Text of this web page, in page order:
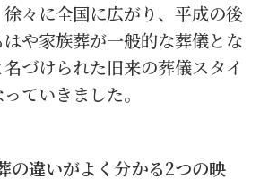
々に全国に広がり、平成の後
や家族葬が一般的な葬儀とな
づけられた旧来の葬儀スタイ
ていきました。
の違いがよく分かる2つの映